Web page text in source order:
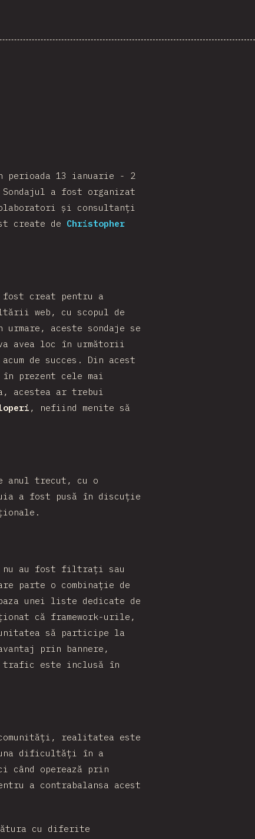
perioada 13 ianuarie - 2
a fost organizat
și consultanți
create de Christopher
creat pentru a
web, cu scopul de
aceste sondaje se
avea loc în următorii
de succes. Din acest
prezent cele mai
acestea ar trebui
, nefiind menite să
anul trecut, cu o
a fost pusă în discuție
nu au fost filtrați sau
parte o combinație de
unei liste dedicate de
că framework-urile,
să participe la
prin bannere,
trafic este inclusă în
realitatea este
dificultăți în a
când operează prin
a contrabalansa acest
cu diferite